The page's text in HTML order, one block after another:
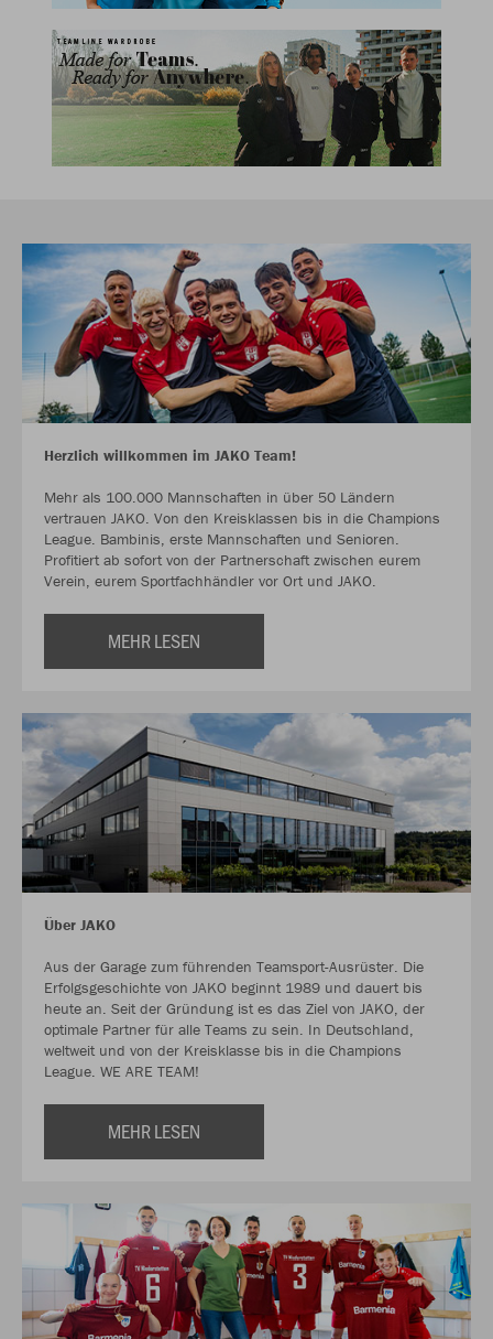
Herzlich willkommen im JAKO Team!
Mehr als 100.000 Mannschaften in über 50 Ländern
vertrauen JAKO. Von den Kreisklassen bis in die Champions
League. Bambinis, erste Mannschaften und Senioren.
Profitiert ab sofort von der Partnerschaft zwischen eurem
Verein, eurem Sportfachhändler vor Ort und JAKO.
MEHR LESEN
Über JAKO
Aus der Garage zum führenden Teamsport-Ausrüster. Die
Erfolgsgeschichte von JAKO beginnt 1989 und dauert bis
heute an. Seit der Gründung ist es das Ziel von JAKO, der
optimale Partner für alle Teams zu sein. In Deutschland,
weltweit und von der Kreisklasse bis in die Champions
League. WE ARE TEAM!
MEHR LESEN